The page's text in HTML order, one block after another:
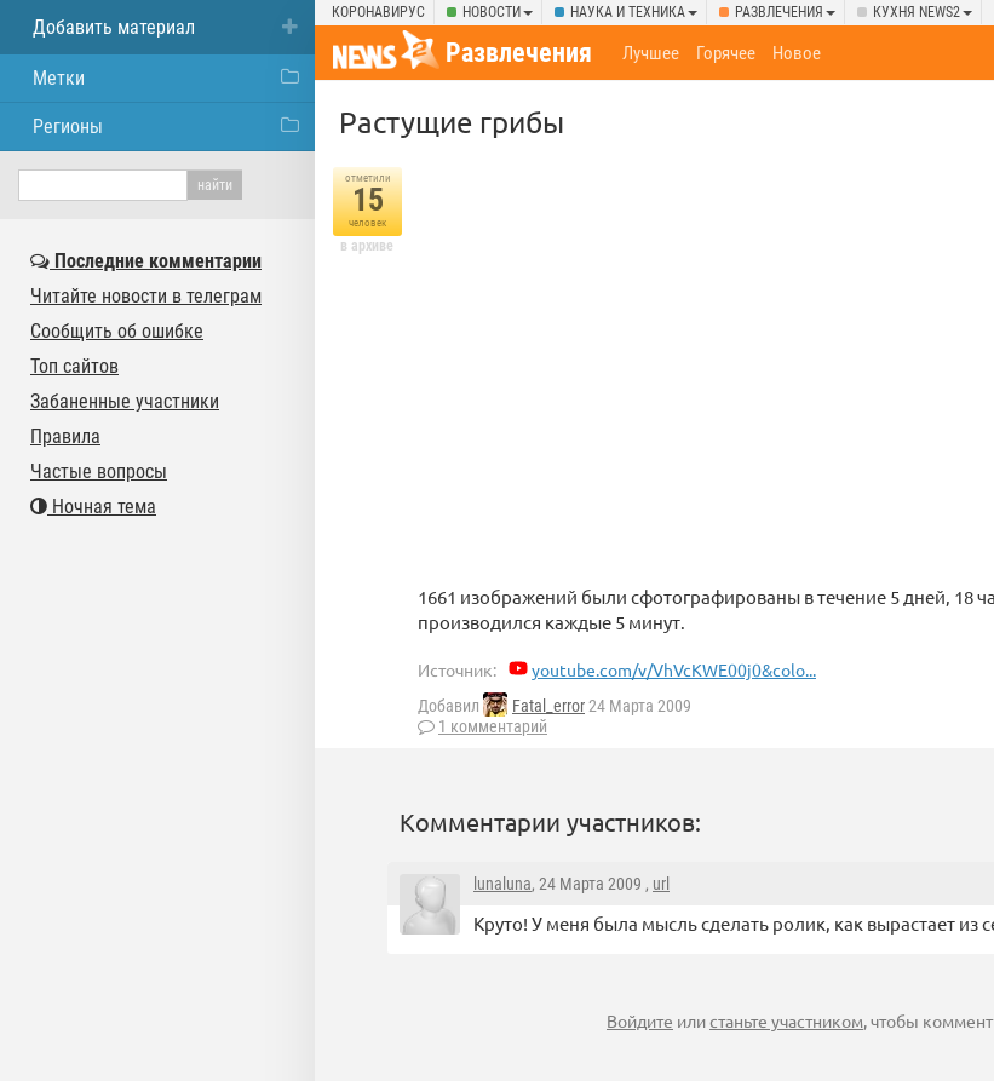
КОРОНАВИРУС НОВОСТИ НАУКА И ТЕХНИКА РАЗВЛЕЧЕНИЯ КУХНЯ NEWS2
Развлечения Лучшее Горячее Новое
Растущие грибы
отметили
15
человек
в архиве
1661 изображений были сфотографированы в течение 5 дней, 18
производился каждые 5 минут.
Источник: youtube.com/v/VhVcKWE00j0&colo...
Добавил Fatal_error24 Марта 2009
1 комментарий
Комментарии участников:
lunaluna, 24 Марта 2009 , url
Круто! У меня была мысль сделать ролик, как вырастает из
Войдите илистаньте участником, чтобы
Добавить материал
Метки
Регионы
Последние комментарии
Читайте новости в телеграм
Сообщить об ошибке
Топ сайтов
Забаненные участники
Правила
Частые вопросы
Ночная тема